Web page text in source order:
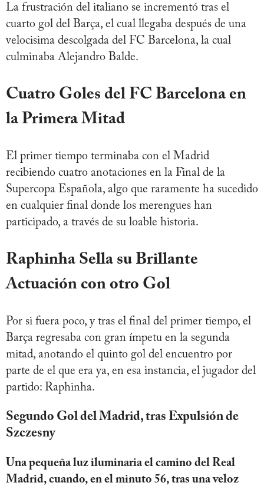
La frustración del italiano se incrementó tras el
cuarto gol del Barça, el cual llegaba después de una
velocisima descolgada del FC Barcelona, la cual
culminaba Alejandro Balde.
Cuatro Goles del FC Barcelona en
la Primera Mitad
El primer tiempo terminaba con el Madrid
recibiendo cuatro anotaciones en la Final de la
Supercopa Española, algo que raramente ha sucedido
en cualquier final donde los merengues han
participado, a través de su loable historia.
Raphinha Sella su Brillante
Actuación con otro Gol
Por si fuera poco, y tras el final del primer tiempo, el
Barça regresaba con gran ímpetu en la segunda
mitad, anotando el quinto gol del encuentro por
parte de el que era ya, en esa instancia, el jugador del
partido: Raphinha.
Segundo Gol del Madrid, tras Expulsión de
Szczesny
Una pequeña luz iluminaria el camino del Real
Madrid, cuando, en el minuto 56, tras una veloz